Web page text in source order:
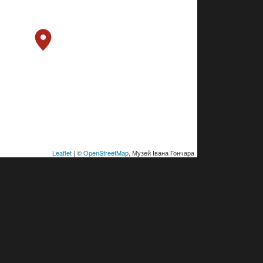
Leaflet | ©OpenStreetMap, Музей Івана Гончара